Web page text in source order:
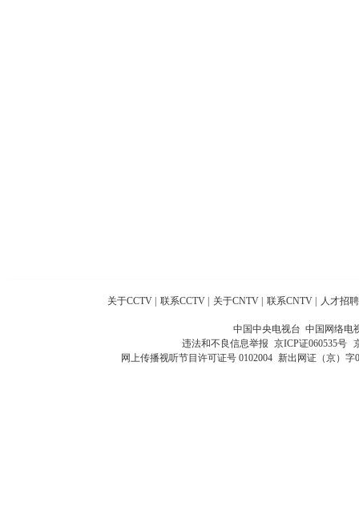
关于CCTV 联系CCTV 关于CNTV 联系CNTV 人才招聘
中国中央电视台 中国网络电
违法和不良信息举报 京ICP证060535号
网上传播视听节目许可证号 0102004 新出网证（京）